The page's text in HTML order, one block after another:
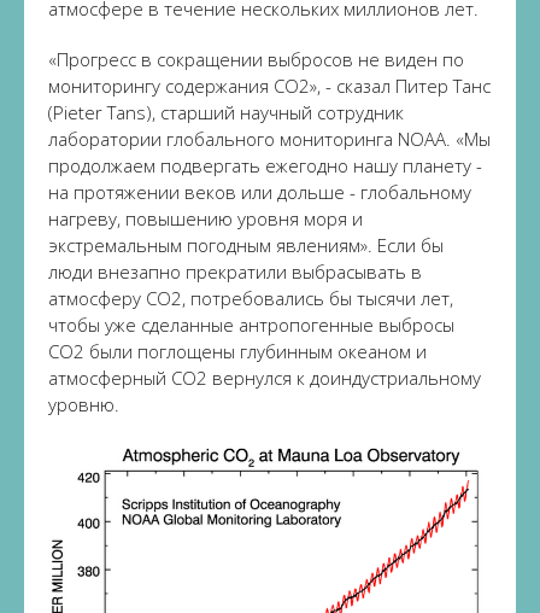
атмосфере в течение нескольких миллионов лет.
«Прогресс в сокращении выбросов не виден по
мониторингу содержания CO2», - сказал Питер Танс
(Pieter Tans), старший научный сотрудник
лаборатории глобального мониторинга NOAA. «Мы
продолжаем подвергать ежегодно нашу планету -
на протяжении веков или дольше - глобальному
нагреву, повышению уровня моря и
экстремальным погодным явлениям». Если бы
люди внезапно прекратили выбрасывать в
атмосферу CO2, потребовались бы тысячи лет,
чтобы уже сделанные антропогенные выбросы
CO2 были поглощены глубинным океаном и
атмосферный CO2 вернулся к доиндустриальному
уровню.